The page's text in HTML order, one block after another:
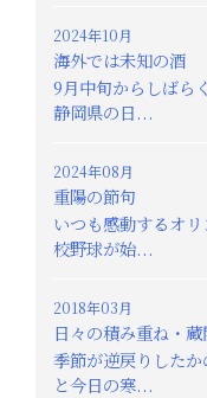
2024年10月
海外では未知の酒
9月中旬からしばら
静岡県の日...
2024年08月
重陽の節句
いつも感動するオ
校野球が始...
2018年03月
日々の積み重ね・蔵
季節が逆戻りした
と今日の寒...